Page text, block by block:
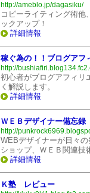
http://ameblo.jp/dagasiku/
コピーライティング術他
ックアップ！
詳細情報
稼ぐ為の！！ブログアフ
http://
初心者がブログアフィリ
く解説します。
詳細情報
ＷＥＢデザイナー備忘録
http://
WEBデザイナーが日々
ショップ、ＷＥＢ関連技
詳細情報
Ｋ塾 レビュー